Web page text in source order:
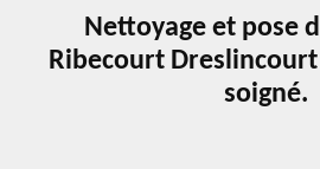
Nettoyage et pose
Ribecourt
soigné.